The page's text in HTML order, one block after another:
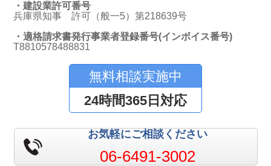
・建設業許可番号
兵庫県知事 許可（般一5）第218639号
・適格請求書発行事業者登録番号(インボイス番号)
T8810578488831
無料相談実施中
24時間365日対応
お気軽にご相談ください
06-6491-3002